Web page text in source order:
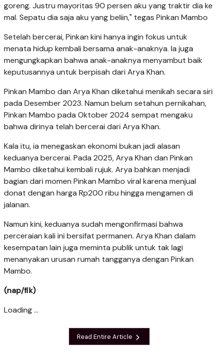
goreng. Justru mayoritas 90 persen aku yang traktir dia ke
mal. Sepatu dia saja aku yang beliin," tegas Pinkan Mambo
Setelah bercerai, Pinkan kini hanya ingin fokus untuk
menata hidup kembali bersama anak-anaknya. Ia juga
mengungkapkan bahwa anak-anaknya menyambut baik
keputusannya untuk berpisah dari Arya Khan.
Pinkan Mambo dan Arya Khan diketahui menikah secara siri
pada Desember 2023. Namun belum setahun pernikahan,
Pinkan Mambo pada Oktober 2024 sempat mengaku
bahwa dirinya telah bercerai dari Arya Khan.
Kala itu, ia menegaskan ekonomi bukan jadi alasan
keduanya bercerai. Pada 2025, Arya Khan dan Pinkan
Mambo diketahui kembali rujuk. Arya bahkan menjadi
bagian dari momen Pinkan Mambo viral karena menjual
donat dengan harga Rp200 ribu hingga mengamen di
jalanan.
Namun kini, keduanya sudah mengonfirmasi bahwa
perceraian kali ini bersifat permanen. Arya Khan dalam
kesempatan lain juga meminta publik untuk tak lagi
menanyakan urusan rumah tangganya dengan Pinkan
Mambo.
(nap/fik)
Loading ...
Read Entire Article